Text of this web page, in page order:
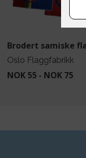
Brodert samiske
Oslo Flaggfabrikk
NOK 55 - NOK 75